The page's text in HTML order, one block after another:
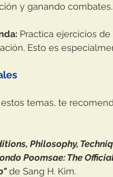
y ganando
Practica ejercicios
Esto es
temas, te
Philosophy,
Poomsae: The
de Sang H. Kim.